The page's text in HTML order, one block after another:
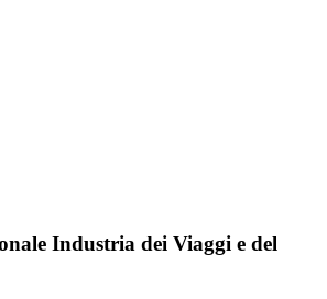
Industria dei Viaggi e del